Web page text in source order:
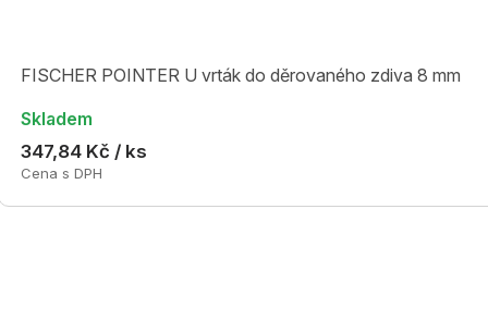
FISCHER POINTER U vrták do děrovaného zdiva 8 mm
Skladem
347,84 Kč / ks
Cena s DPH